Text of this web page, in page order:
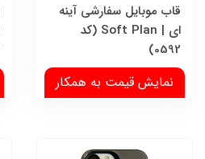
قاب موبایل سفارشی آینه
ای | Soft Plan (کد
0592)
نمایش قیمت به همکار